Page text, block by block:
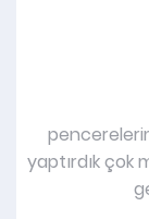
com a
kısa sürede